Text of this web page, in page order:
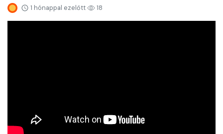
1 hónappal ezelőtt 18